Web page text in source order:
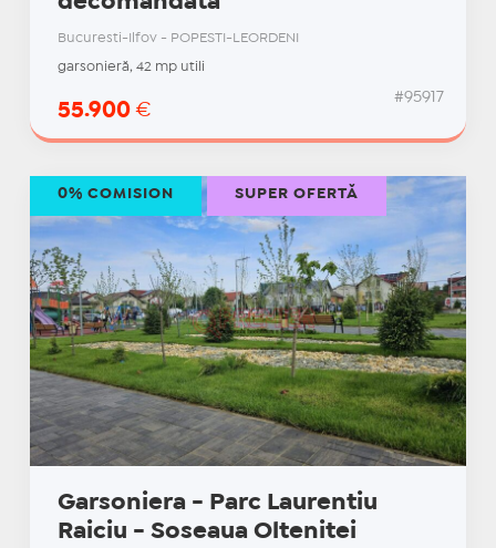
Bucuresti-Ilfov - POPESTI-LEORDENI
garsonieră, 42 mp utili
55.900 €
#95917
Garsoniera - Parc Laurentiu
Raiciu - Soseaua Oltenitei
0% COMISION SUPER OFERTĂ